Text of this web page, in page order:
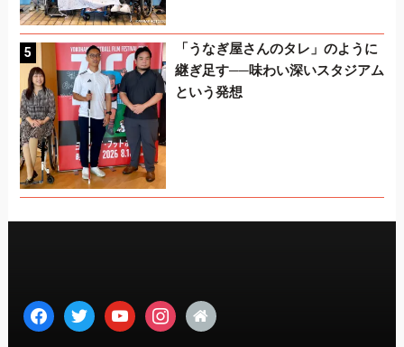
「うなぎ屋さんのタレ」のように
継ぎ足す──味わい深いスタジアム
という発想
facebooktwitter youtubeinstagram
home